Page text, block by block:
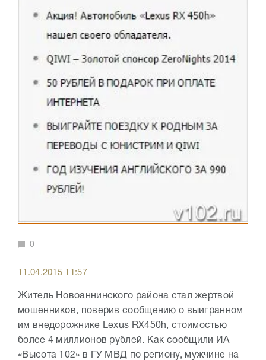
0
11.04.2015 11:57
Житель Новоаннинского района стал жертвой
мошенников, поверив сообщению о выигранном
им внедорожнике Lexus RX450h, стоимостью
более 4 миллионов рублей. Как сообщили ИА
«Высота 102» в ГУ МВД по региону, мужчине на